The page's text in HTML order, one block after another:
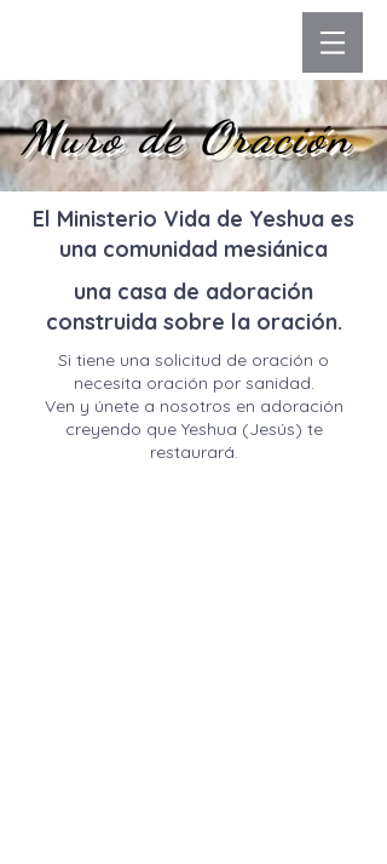
Muro de Oración
El Ministerio Vida de Yeshua es
una comunidad mesiánica
una casa de adoración
construida sobre la oración.
Si tiene una solicitud de oración o
necesita oración por sanidad.
Ven y únete a nosotros en adoración
creyendo que Yeshua (Jesús) te
restaurará.